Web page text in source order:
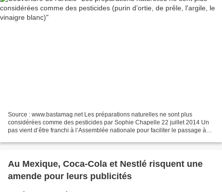
Source : www.bastamag.net Les préparations naturelles ne sont plus
considérées comme des pesticides par Sophie Chapelle 22 juillet 2014 Un
pas vient d’être franchi à l’Assemblée nationale pour faciliter le passage à
Au Mexique, Coca-Cola et Nestlé risquent une
amende pour leurs publicités